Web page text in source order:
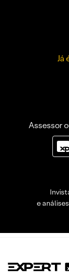
Já
Assessor
e